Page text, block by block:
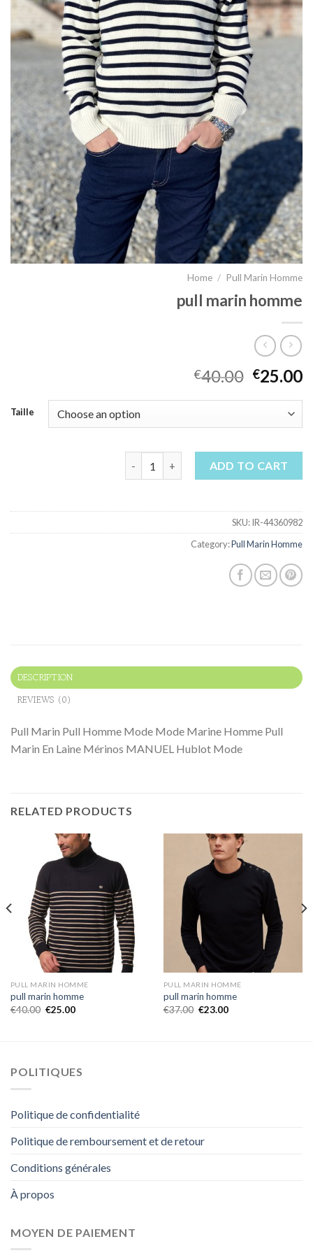
Home / Pull Marin Homme
pull marin homme
€40.00 €25.00
Taille
ADD TO CART
SKU:IR-44360982
Category:Pull Marin Homme
DESCRIPTION
REVIEWS (0)
Pull Marin Pull Homme Mode Mode Marine Homme Pull
Marin En Laine Mérinos MANUEL Hublot Mode
RELATED PRODUCTS
PULL MARIN HOMME
pull marin homme
€40.00 €25.00
PULL MARIN HOMME
pull marin homme
€37.00 €23.00
POLITIQUES
Politique de confidentialité
Politique de remboursement et de retour
Conditions générales
À propos
MOYEN DE PAIEMENT